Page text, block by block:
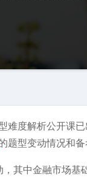
难度解析公开课
题型变动情况和备
其中金融市场